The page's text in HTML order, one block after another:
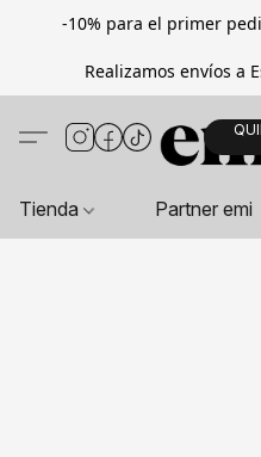
-10% para el primer
Realizamos envíos a
Tienda Partner emi